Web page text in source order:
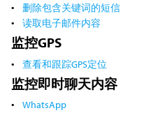
删除包含关键词的短信
读取电子邮件内容
监控GPS
查看和跟踪GPS定位
监控即时聊天内容
WhatsApp